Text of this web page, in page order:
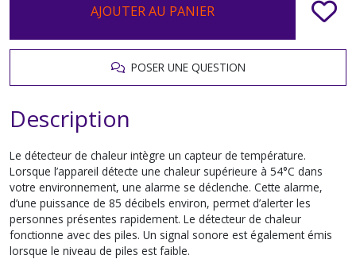
AJOUTER AU PANIER
POSER UNE QUESTION
Description
Le détecteur de chaleur intègre un capteur de température.
Lorsque l’appareil détecte une chaleur supérieure à 54°C dans
votre environnement, une alarme se déclenche. Cette alarme,
d’une puissance de 85 décibels environ, permet d’alerter les
personnes présentes rapidement. Le détecteur de chaleur
fonctionne avec des piles. Un signal sonore est également émis
lorsque le niveau de piles est faible.